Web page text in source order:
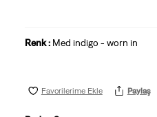
Renk : Med indigo - worn in
Favorilerime Ekle Paylaş